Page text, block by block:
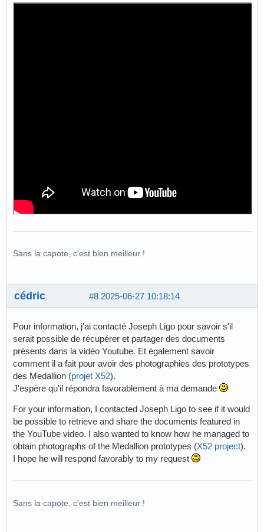
Sans la capote, c'est bien meilleur !
#8 2025-06-27 10:18:14
cédric
Pour information, j'ai contacté Joseph Ligo pour savoir s'il
serait possible de récupérer et partager des documents
présents dans la vidéo Youtube. Et également savoir
comment il a fait pour avoir des photographies des prototypes
des Medallion (projet X52).
J'espère qu'il répondra favorablement à ma demande
For your information, I contacted Joseph Ligo to see if it would
be possible to retrieve and share the documents featured in
the YouTube video. I also wanted to know how he managed to
obtain photographs of the Medallion prototypes (X52 project).
I hope he will respond favorably to my request
Sans la capote, c'est bien meilleur !